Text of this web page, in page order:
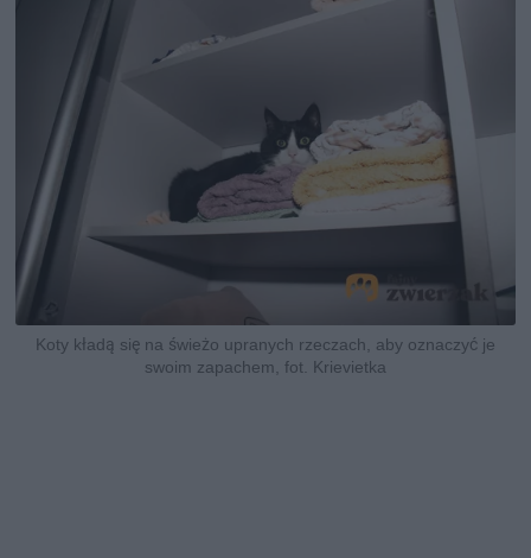
Koty kładą się na świeżo upranych rzeczach, aby oznaczyć je
swoim zapachem, fot. Krievietka